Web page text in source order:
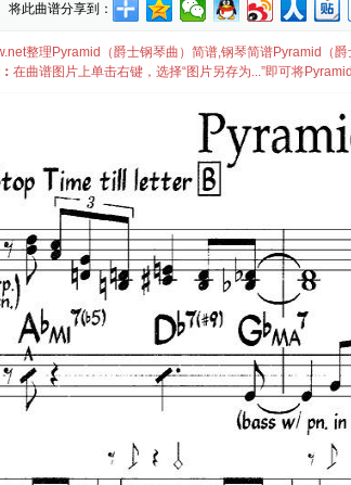
将此曲谱分享到：
整理Pyramid（爵士钢琴曲）简谱,钢琴简谱Pyramid（
在曲谱图片上单击右键，选择“图片另存为...”即可将